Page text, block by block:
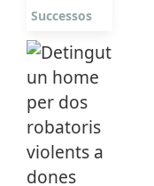
Successos